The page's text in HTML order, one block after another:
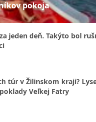
pokoja
jeden deň. Takýto bol
túr v Žilinskom kraji?
Veľkej Fatry